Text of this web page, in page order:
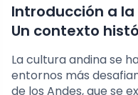
Introducción a
Un contexto
La cultura andina se
entornos más
de los Andes, que se